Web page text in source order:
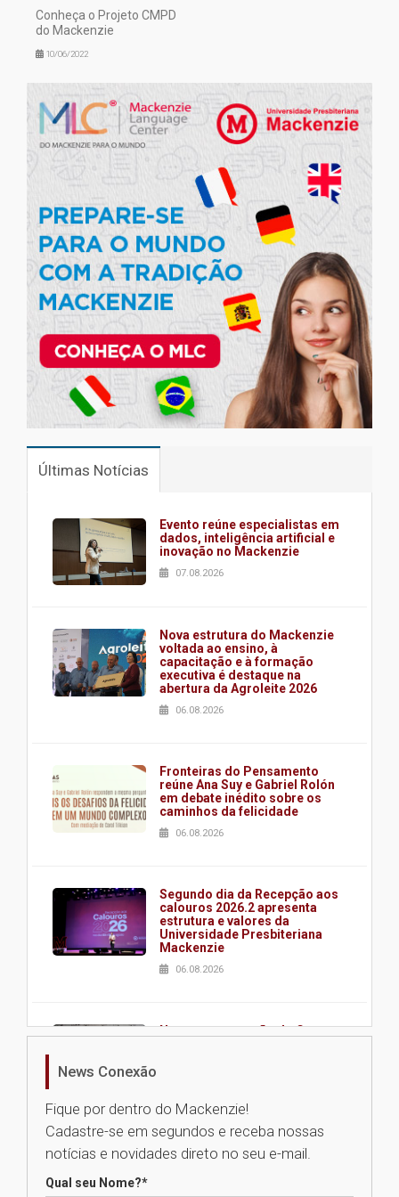
Conheça o Projeto CMPD
do Mackenzie
10/06/2022
Últimas Notícias
Evento reúne especialistas em
dados, inteligência artificial e
inovação no Mackenzie
07.08.2026
Nova estrutura do Mackenzie
voltada ao ensino, à
capacitação e à formação
executiva é destaque na
abertura da Agroleite 2026
06.08.2026
Fronteiras do Pensamento
reúne Ana Suy e Gabriel Rolón
em debate inédito sobre os
caminhos da felicidade
06.08.2026
Segundo dia da Recepção aos
calouros 2026.2 apresenta
estrutura e valores da
Universidade Presbiteriana
Mackenzie
06.08.2026
Nova apresentação do Centro
Universidade Mackenzie
realizará nova edição da Feira
News Conexão
Fique por dentro do Mackenzie!
Cadastre-se em segundos e receba nossas
notícias e novidades direto no seu e-mail.
Qual seu Nome?*